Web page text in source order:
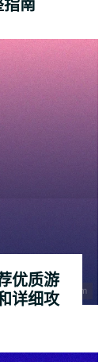
南
优质游
详细攻